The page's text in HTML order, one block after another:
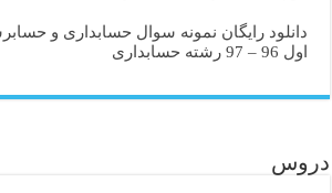
دانلود رایگان نمونه سوال حسابداری و
اول 96 – 97 رشته حسابداری
دروس